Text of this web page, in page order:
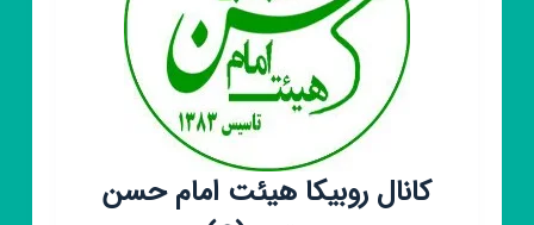
کانال روبیکا هیئت امام حسن